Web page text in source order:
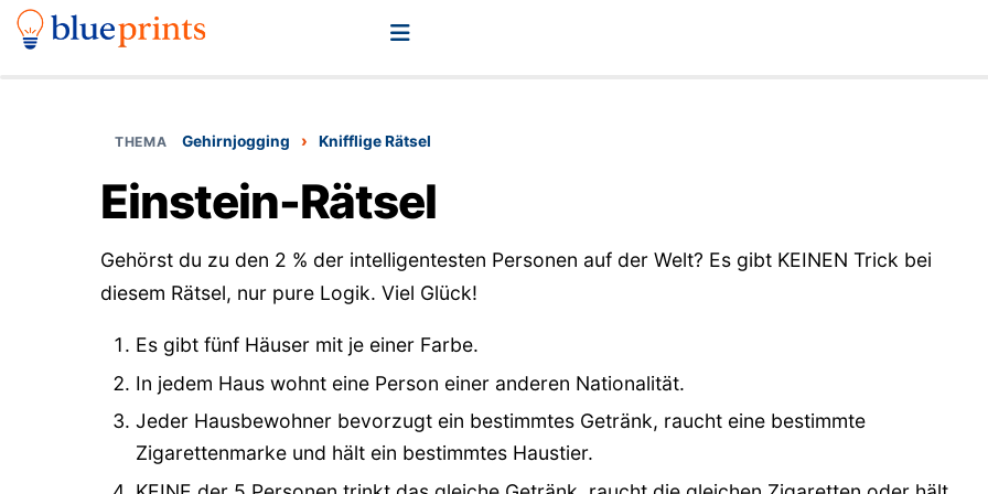
Gehirnjogging › Knifflige Rätsel
Einstein-Rätsel
Gehörst du zu den 2 % der intelligentesten Personen auf der Welt? Es gibt KEINEN Trick bei
diesem Rätsel, nur pure Logik. Viel Glück!
Es gibt fünf Häuser mit je einer Farbe.
In jedem Haus wohnt eine Person einer anderen Nationalität.
Jeder Hausbewohner bevorzugt ein bestimmtes Getränk, raucht eine bestimmte
Zigarettenmarke und hält ein bestimmtes Haustier.